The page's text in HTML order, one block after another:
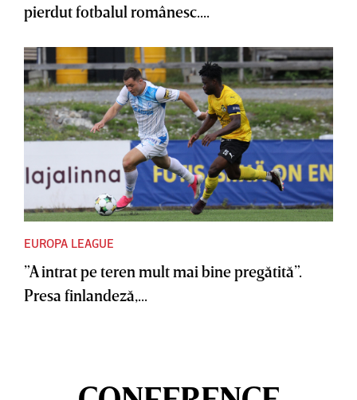
pierdut fotbalul românesc....
EUROPA LEAGUE
”A intrat pe teren mult mai bine pregătită”.
Presa finlandeză,...